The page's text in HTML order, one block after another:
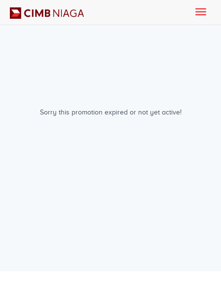
Sorry this promotion expired or not yet active!
Toggle